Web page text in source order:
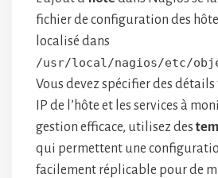
fichier de configuration des
localisé dans
/usr/local/nagios/etc/
Vous devez spécifier des détails
IP de l’hôte et les services à
gestion efficace, utilisez des
qui permettent une
facilement réplicable pour de